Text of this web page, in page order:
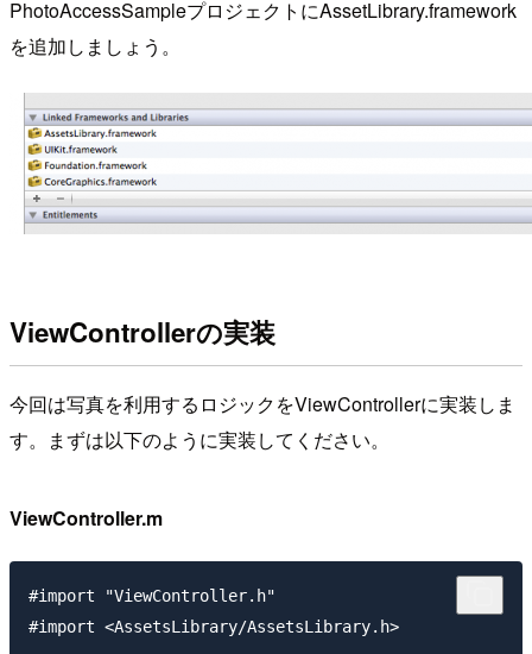
PhotoAccessSampleプロジェクトにAssetLibrary.framework
を追加しましょう。
ViewControllerの実装
今回は写真を利用するロジックをViewControllerに実装しま
す。まずは以下のように実装してください。
ViewController.m
#import "ViewController.h"
#import <AssetsLibrary/AssetsLibrary.h>